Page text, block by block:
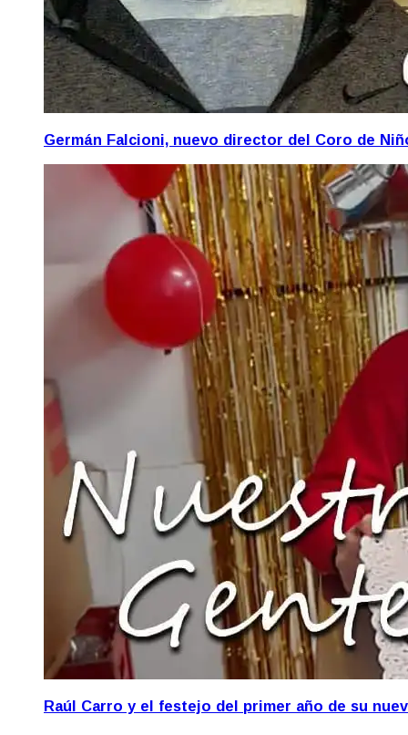
Germán Falcioni, nuevo director del Coro de
Raúl Carro y el festejo del primer año de su